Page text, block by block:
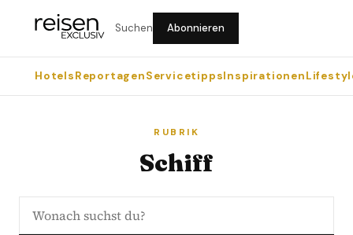
Suchen Abonnieren
HotelsReportagenServicetippsInspirationen
RUBRIK
Schiff